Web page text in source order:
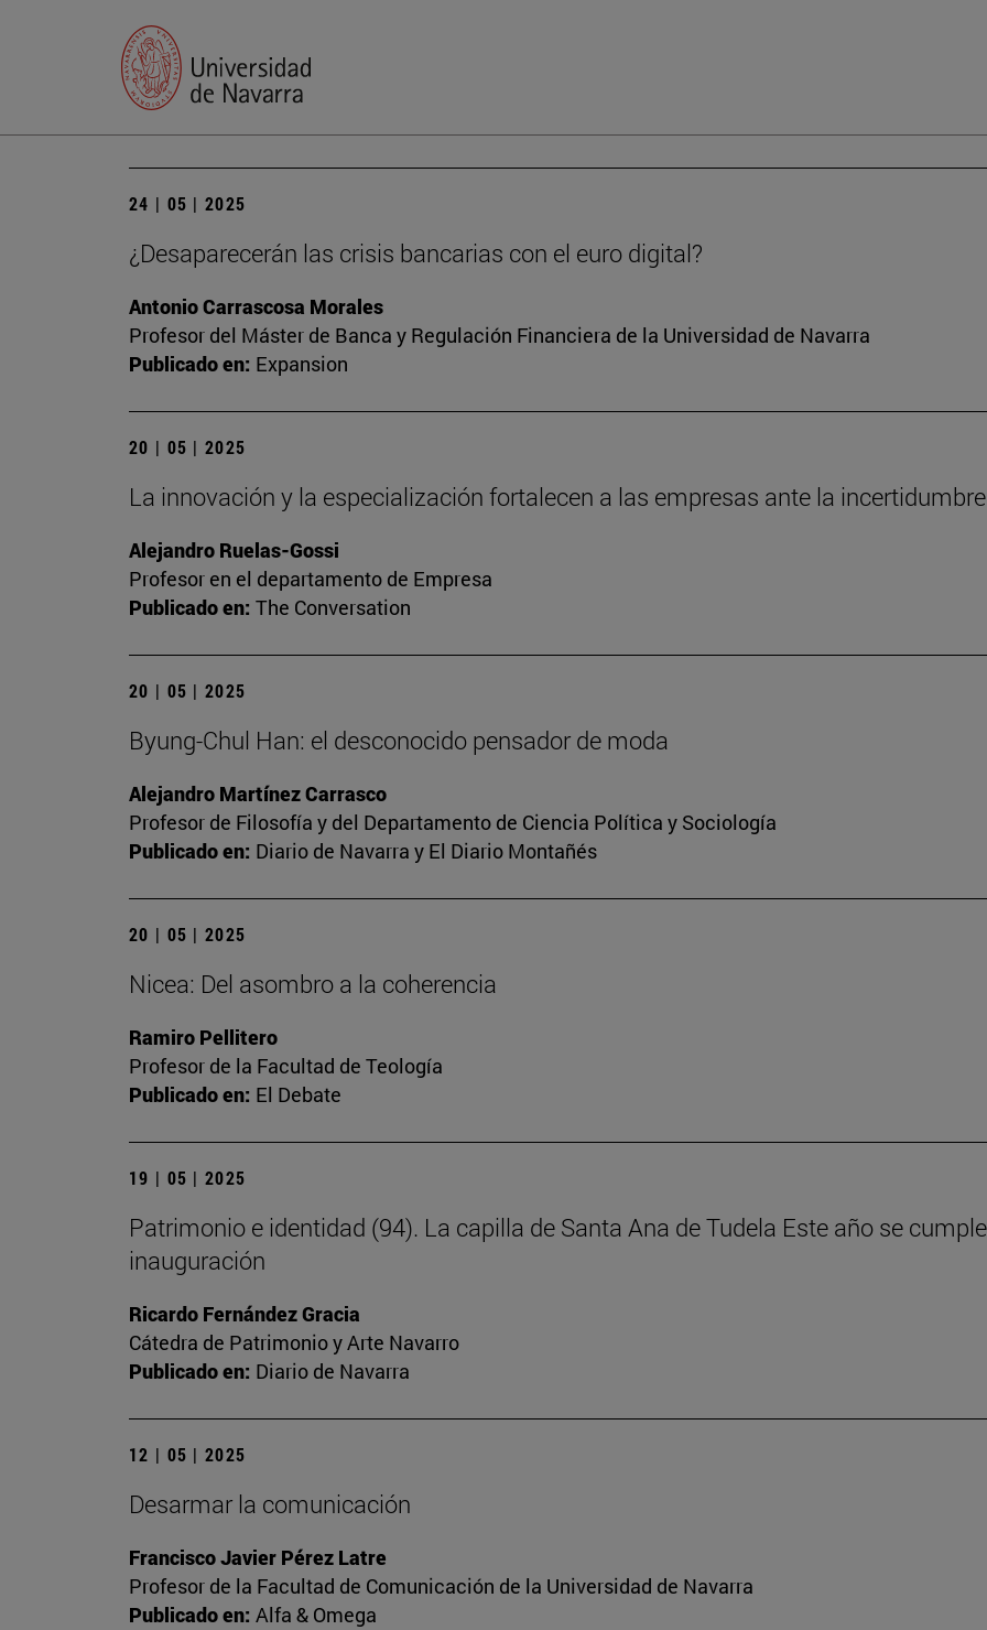
24 | 05 | 2025
¿Desaparecerán las crisis bancarias con el euro digital?
Antonio Carrascosa Morales
Profesor del Máster de Banca y Regulación Financiera de la Universidad de Navarra
Publicado en: Expansion
20 | 05 | 2025
La innovación y la especialización fortalecen a las empresas ante la
Alejandro Ruelas-Gossi
Profesor en el departamento de Empresa
Publicado en: The Conversation
20 | 05 | 2025
Byung-Chul Han: el desconocido pensador de moda
Alejandro Martínez Carrasco
Profesor de Filosofía y del Departamento de Ciencia Política y Sociología
Publicado en: Diario de Navarra y El Diario Montañés
20 | 05 | 2025
Nicea: Del asombro a la coherencia
Ramiro Pellitero
Profesor de la Facultad de Teología
Publicado en: El Debate
19 | 05 | 2025
Patrimonio e identidad (94). La capilla de Santa Ana de Tudela Este año se
inauguración
Ricardo Fernández Gracia
Cátedra de Patrimonio y Arte Navarro
Publicado en: Diario de Navarra
12 | 05 | 2025
Desarmar la comunicación
Francisco Javier Pérez Latre
Profesor de la Facultad de Comunicación de la Universidad de Navarra
Publicado en: Alfa & Omega